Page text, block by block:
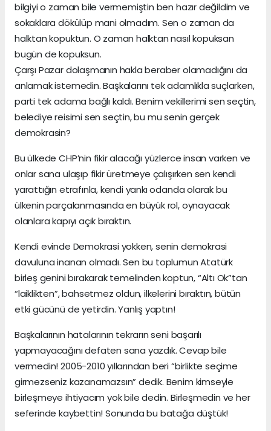
bilgiyi o zaman bile vermemiştin ben hazır değildim ve
sokaklara dökülüp mani olmadım. Sen o zaman da
halktan kopuktun. O zaman halktan nasıl kopuksan
bugün de kopuksun.
Çarşı Pazar dolaşmanın hakla beraber olamadığını da
anlamak istemedin. Başkalarını tek adamlıkla suçlarken,
parti tek adama bağlı kaldı. Benim vekillerimi sen seçtin,
belediye reisimi sen seçtin, bu mu senin gerçek
demokrasin?
Bu ülkede CHP’nin fikir alacağı yüzlerce insan varken ve
onlar sana ulaşıp fikir üretmeye çalışırken sen kendi
yarattığın etrafınla, kendi yankı odanda olarak bu
ülkenin parçalanmasında en büyük rol, oynayacak
olanlara kapıyı açık bıraktın.
Kendi evinde Demokrasi yokken, senin demokrasi
davuluna inanan olmadı. Sen bu toplumun Atatürk
birleş genini bırakarak temelinden koptun, “Altı Ok”tan
“laiklikten”, bahsetmez oldun, ilkelerini bıraktın, bütün
etki gücünü de yetirdin. Yanlış yaptın!
Başkalarının hatalarının tekrarın seni başarılı
yapmayacağını defaten sana yazdık. Cevap bile
vermedin! 2005-2010 yıllarından beri “birlikte seçime
girmezseniz kazanamazsın” dedik. Benim kimseyle
birleşmeye ihtiyacım yok bile dedin. Birleşmedin ve her
seferinde kaybettin! Sonunda bu batağa düştük!